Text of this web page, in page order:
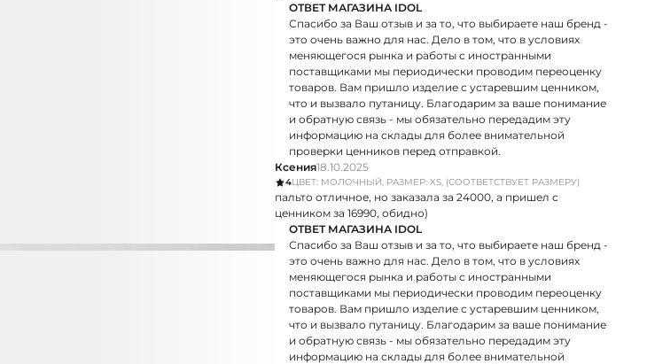
ОТВЕТ МАГАЗИНА IDOL
Спасибо за Ваш отзыв и за то, что выбираете наш бренд -
это очень важно для нас. Дело в том, что в условиях
меняющегося рынка и работы с иностранными
поставщиками мы периодически проводим переоценку
товаров. Вам пришло изделие с устаревшим ценником,
что и вызвало путаницу. Благодарим за ваше понимание
и обратную связь - мы обязательно передадим эту
информацию на склады для более внимательной
проверки ценников перед отправкой.
Ксения18.10.2025
4ЦВЕТ: МОЛОЧНЫЙ, РАЗМЕР: XS, (СООТВЕТСТВУЕТ РАЗМЕРУ)
пальто отличное, но заказала за 24000, а пришел с
ценником за 16990, обидно)
ОТВЕТ МАГАЗИНА IDOL
Спасибо за Ваш отзыв и за то, что выбираете наш бренд -
это очень важно для нас. Дело в том, что в условиях
меняющегося рынка и работы с иностранными
поставщиками мы периодически проводим переоценку
товаров. Вам пришло изделие с устаревшим ценником,
что и вызвало путаницу. Благодарим за ваше понимание
и обратную связь - мы обязательно передадим эту
информацию на склады для более внимательной